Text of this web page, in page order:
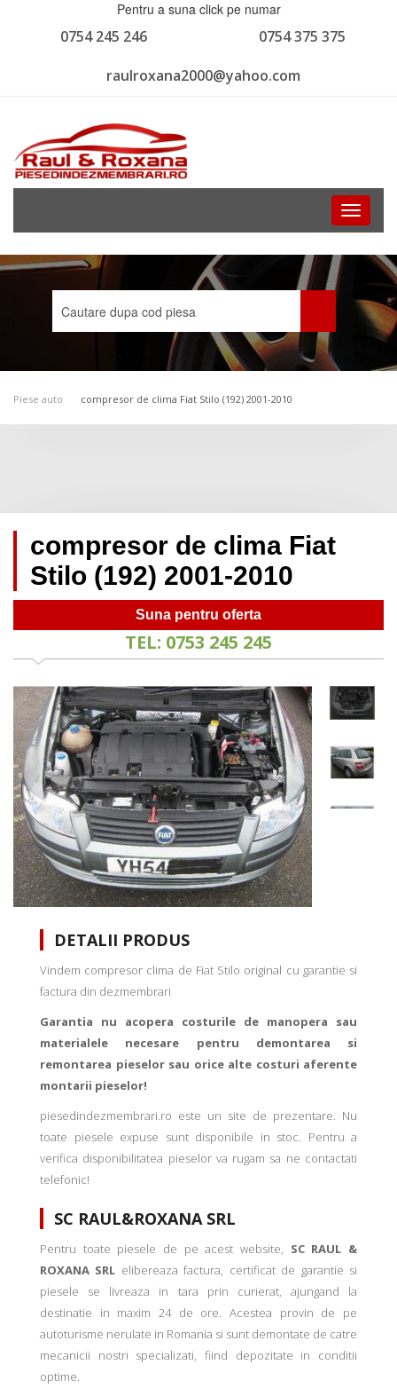
Pentru a suna click pe numar
0754 375 375
0754 245 246
raulroxana2000@yahoo.com
Toggle
Piese auto compresor de clima Fiat Stilo (192) 2001-2010
compresor de clima Fiat
Stilo (192) 2001-2010
Suna pentru oferta
TEL: 0753 245 245
DETALII PRODUS
Vindem compresor clima de Fiat Stilo original cu garantie si
factura din dezmembrari
Garantia nu acopera costurile de manopera sau
materialele necesare pentru demontarea si
remontarea pieselor sau orice alte costuri aferente
montarii pieselor!
piesedindezmembrari.ro este un site de prezentare. Nu
toate piesele expuse sunt disponibile in stoc. Pentru a
verifica disponibilitatea pieselor va rugam sa ne contactati
telefonic!
SC RAUL&ROXANA SRL
Pentru toate piesele de pe acest website, SC RAUL &
ROXANA SRL elibereaza factura, certificat de garantie si
piesele se livreaza in tara prin curierat, ajungand la
destinatie in maxim 24 de ore. Acestea provin de pe
autoturisme nerulate in Romania si sunt demontate de catre
mecanicii nostri specializati, fiind depozitate in conditii
optime.